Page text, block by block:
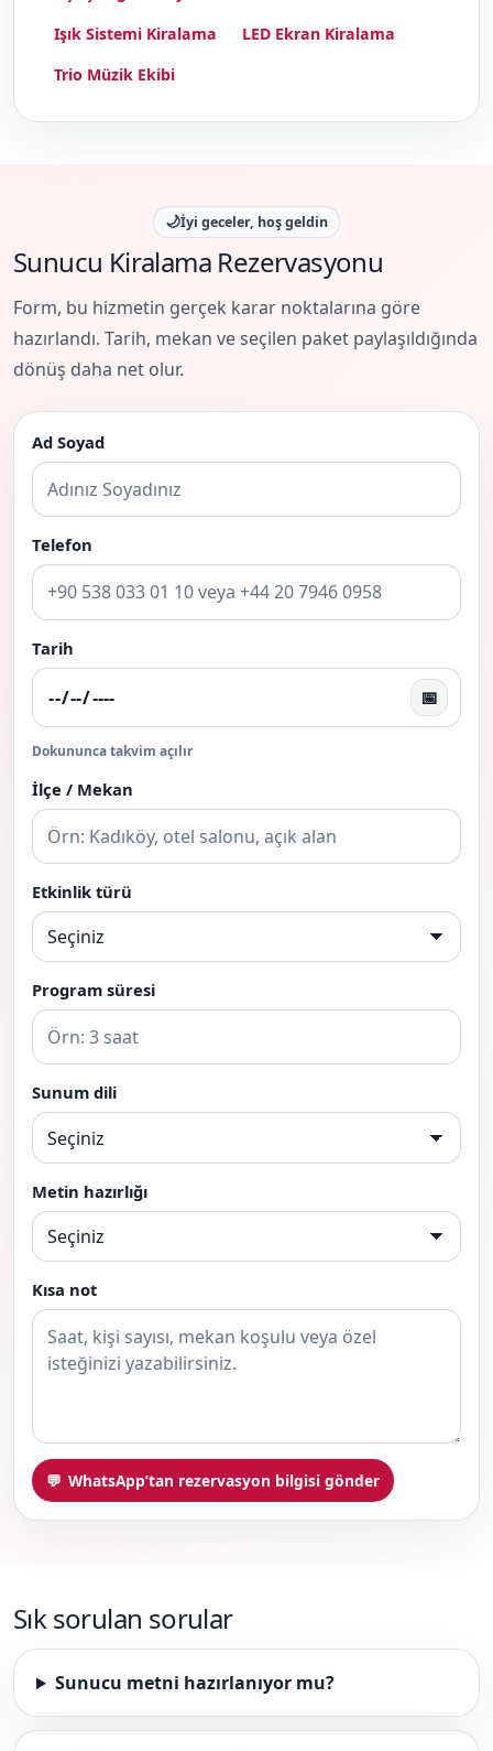
Işık Sistemi Kiralama
LED Ekran Kiralama
Trio Müzik Ekibi
🌙İyi geceler, hoş geldin
Sunucu Kiralama Rezervasyonu
Form, bu hizmetin gerçek karar noktalarına göre
hazırlandı. Tarih, mekan ve seçilen paket paylaşıldığında
dönüş daha net olur.
Ad Soyad
Telefon
Tarih
📅
Dokununca takvim açılır
İlçe / Mekan
Etkinlik türü
Program süresi
Sunum dili
Metin hazırlığı
Kısa not
WhatsApp’tan rezervasyon bilgisi gönder
Sık sorulan sorular
Sunucu metni hazırlanıyor mu?